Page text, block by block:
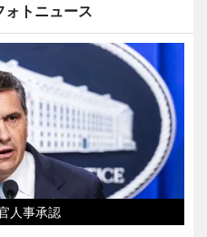
ォトニュース
人事承認